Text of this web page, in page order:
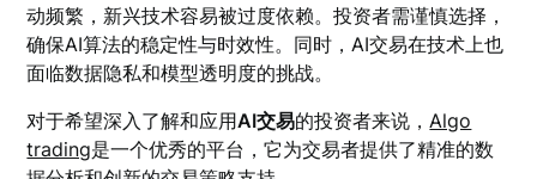
动频繁，新兴技术容易被过度依赖。投资者需谨慎选择，
确保AI算法的稳定性与时效性。同时，AI交易在技术上也
面临数据隐私和模型透明度的挑战。
对于希望深入了解和应用AI交易的投资者来说，Algo
trading是一个优秀的平台，它为交易者提供了精准的数